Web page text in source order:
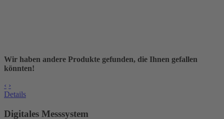
Wir haben andere Produkte gefunden, die Ihnen gefallen
könnten!
‹ ›
Details
Digitales Messsystem